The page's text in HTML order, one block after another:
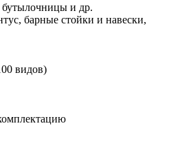
и др.
барные стойки и навески,
видов)